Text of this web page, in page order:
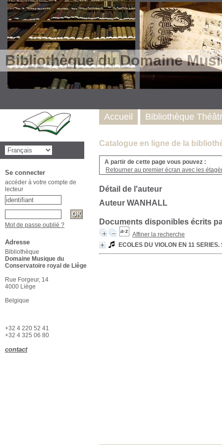
Bibliothèque du Domaine
Catalogue en ligne de la
A partir de cette page vous pouvez :
Retourner au premier écran avec les
Détail de l'auteur
Auteur WANHALL
Documents disponibles écrits
Affiner la recherche
ECOLES DU VIOLON EN 11 SERIES.
Accueil Bibliothèque
Se connecter
accéder à votre compte de
lecteur
Mot de passe oublié ?
Adresse
Bibliothèque
Domaine Musique du
Conservatoire royal de Liège
Rue Forgeur, 14
4000 Liège
Belgique
+32 4 220 52 41
+32 4 325 06 80
contact